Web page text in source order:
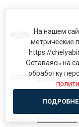
Ford
Garden
На нашем
метрические
https://
Оставаясь на
обработку